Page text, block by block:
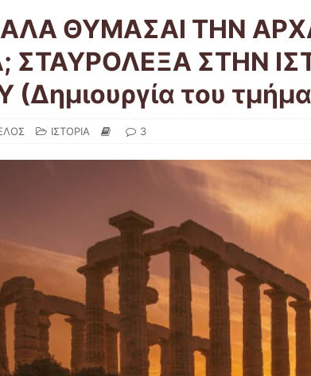
ΘΥΜΑΣΑΙ ΤΗΝ
ΣΤΑΥΡΟΛΕΞΑ ΣΤΗΝ
(Δημιουργία του
ΙΣΤΟΡΙΑ 3